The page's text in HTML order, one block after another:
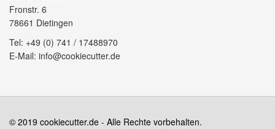
Fronstr. 6
78661 Dietingen
Tel: +49 (0) 741 / 17488970
E-Mail: info@cookiecutter.de
© 2019 cookiecutter.de - Alle Rechte vorbehalten.